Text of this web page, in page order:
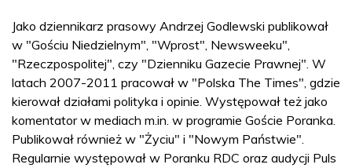
Jako dziennikarz prasowy Andrzej Godlewski publikował
w "Gościu Niedzielnym", "Wprost", Newsweeku",
"Rzeczpospolitej", czy "Dzienniku Gazecie Prawnej". W
latach 2007-2011 pracował w "Polska The Times", gdzie
kierował działami polityka i opinie. Występował też jako
komentator w mediach m.in. w programie Goście Poranka.
Publikował również w "Życiu" i "Nowym Państwie".
Regularnie występował w Poranku RDC oraz audycji Puls